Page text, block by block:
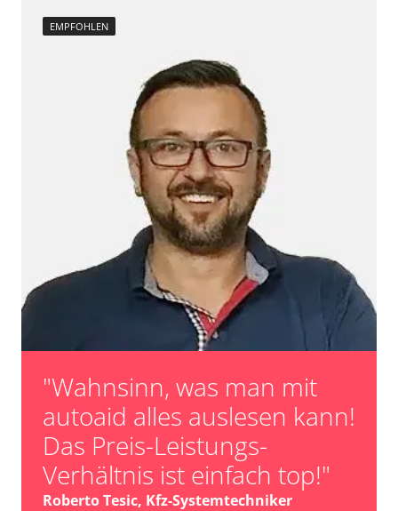
Reset nach Kupplungswechsel
Scheinwerfereinstellung
Servicerückstellung
Steuergerät Initialisierung
Turbolader Adaptionswerte zurücksetzen
unbekannte Funktion
Zurücksetzen der AGR Adaptionswerte
Verfügbarkeit abhängig von Modell, Motorisierung, Ausstattung
EMPFOHLEN
"Wahnsinn, was man mit
autoaid alles auslesen kann!
Das Preis-Leistungs-
Verhältnis ist einfach top!"
Roberto Tesic, Kfz-Systemtechniker